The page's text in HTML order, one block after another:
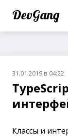
DevGang
31.01.2019 в 04:22
Классы и